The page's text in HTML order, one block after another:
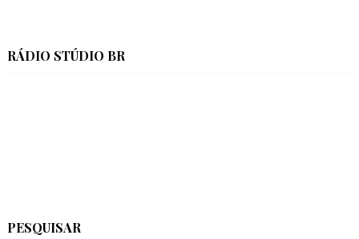
RÁDIO STÚDIO BR
PESQUISAR